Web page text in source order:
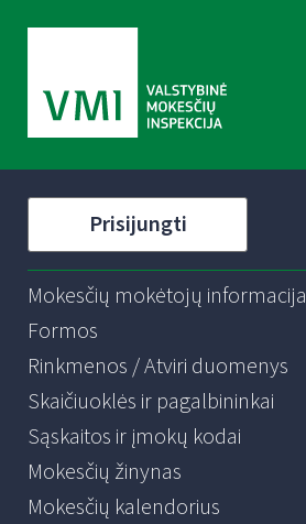
Prisijungti
Mokesčių mokėtojų informacija
Formos
Rinkmenos / Atviri duomenys
Skaičiuoklės ir pagalbininkai
Sąskaitos ir įmokų kodai
Mokesčių žinynas
Mokesčių kalendorius